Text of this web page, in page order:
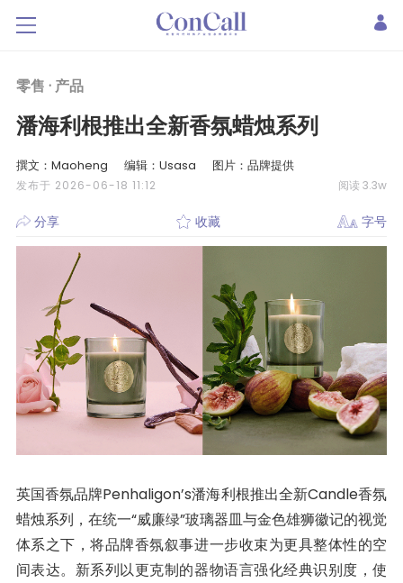
零售 ·产品
潘海利根推出全新香氛蜡烛系列
撰文：Maoheng 编辑：Usasa 图片：品牌提供
发布于 2026-06-18 11:12 阅读 3.3w
分享 收藏 字号
英国香氛品牌Penhaligon’s潘海利根推出全新Candle香氛
蜡烛系列，在统一“威廉绿”玻璃器皿与金色雄狮徽记的视觉
体系之下，将品牌香氛叙事进一步收束为更具整体性的空
间表达。新系列以更克制的器物语言强化经典识别度，使